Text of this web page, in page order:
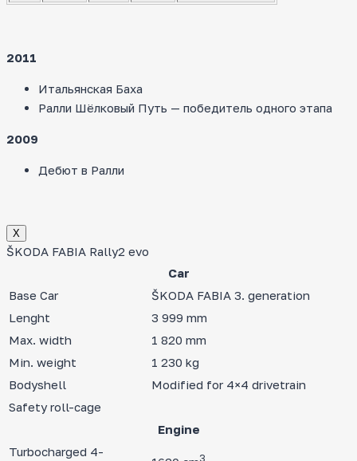
2011
Итальянская Баха
Ралли Шёлковый Путь — победитель одного этапа
2009
Дебют в Ралли
Х
ŠKODA FABIA Rally2 evo
Car
Base Car
ŠKODA FABIA 3. generation
Lenght
3 999 mm
Max. width
1 820 mm
Min. weight
1 230 kg
Bodyshell
Modified for 4×4 drivetrain
Safety roll-cage
Engine
Turbocharged 4-
3